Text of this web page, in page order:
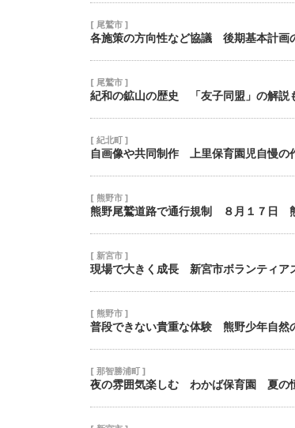
[ 尾鷲市 ]
各施策の方向性など協議 後期基本計
[ 尾鷲市 ]
紀和の鉱山の歴史 「友子同盟」の解説
[ 紀北町 ]
自画像や共同制作 上里保育園児自慢の
[ 熊野市 ]
熊野尾鷲道路で通行規制 ８月１７日
[ 新宮市 ]
現場で大きく成長 新宮市ボランティア
[ 熊野市 ]
普段できない貴重な体験 熊野少年自
[ 那智勝浦町 ]
夜の雰囲気楽しむ わかば保育園 夏の